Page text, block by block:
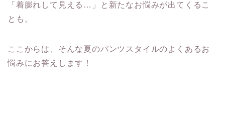
「着膨れして見える…」と新たなお悩みが出てくるこ
とも。
ここからは、そんな夏のパンツスタイルのよくあるお
悩みにお答えします！